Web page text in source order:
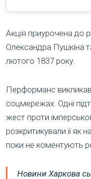
Акція приурочена до
Олександра Пушкіна
лютого 1837 року.
Перформанс
соцмережах. Одні
жест проти
розкритикували її як
поки не коментують
Новини Харкова